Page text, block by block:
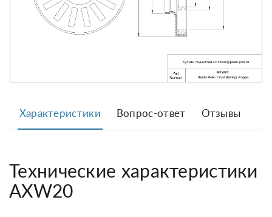
Характеристики Вопрос-ответ Отзывы
Технические характеристики
AXW20